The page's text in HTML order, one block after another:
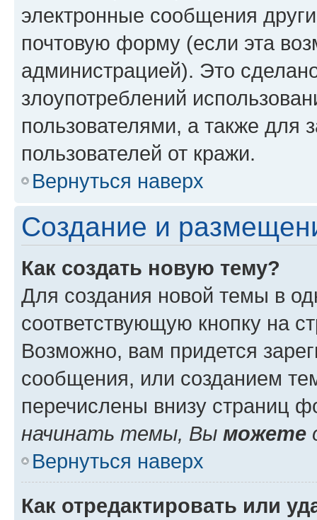
электронные сообщения
почтовую форму (если эта
администрацией). Это
злоупотреблений
пользователями, а также для
пользователей от кражи.
Вернуться наверх
Создание и
Как создать новую тему?
Для создания новой темы в
соответствующую кнопку на
Возможно, вам придется
сообщения, или созданием
перечислены внизу страниц
начинать темы, Вы можете
Вернуться наверх
Как отредактировать или